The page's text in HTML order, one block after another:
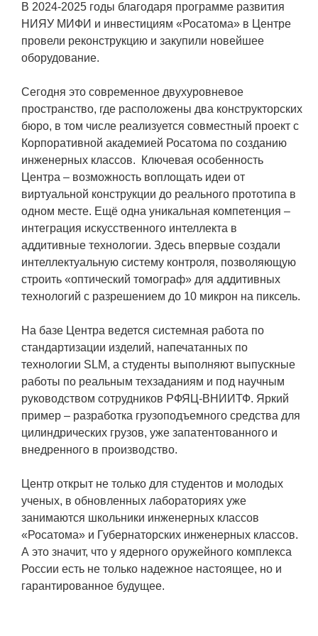
профессиональное образование и
профессиональное обучение)
Лазерные технологии
Технологии водородной энергетики
Цифровые продукты
Электротехника
Системы безопасности
Услуги
Прочая продукция
Испытательный центр ВЭИ
Охрана окружающей среды
Программы по оздоровлению
Обеспечение жильем
Социальная поддержка
Спорт и отдых
Санаторий-профилакторий
Высокая социальная эффективность
ВНИИТФ
Территория здоровья
В 2024-2025 годы благодаря программе развития
НИЯУ МИФИ и инвестициям «Росатома» в Центре
провели реконструкцию и закупили новейшее
оборудование.
Сегодня это современное двухуровневое
пространство, где расположены два конструкторских
бюро, в том числе реализуется совместный проект с
Корпоративной академией Росатома по созданию
инженерных классов. Ключевая особенность
Центра – возможность воплощать идеи от
виртуальной конструкции до реального прототипа в
одном месте. Ещё одна уникальная компетенция –
интеграция искусственного интеллекта в
аддитивные технологии. Здесь впервые создали
интеллектуальную систему контроля, позволяющую
строить «оптический томограф» для аддитивных
технологий с разрешением до 10 микрон на пиксель.
На базе Центра ведется системная работа по
стандартизации изделий, напечатанных по
технологии SLM, а студенты выполняют выпускные
работы по реальным техзаданиям и под научным
руководством сотрудников РФЯЦ-ВНИИТФ. Яркий
пример – разработка грузоподъемного средства для
цилиндрических грузов, уже запатентованного и
внедренного в производство.
Центр открыт не только для студентов и молодых
ученых, в обновленных лабораториях уже
занимаются школьники инженерных классов
«Росатома» и Губернаторских инженерных классов.
А это значит, что у ядерного оружейного комплекса
России есть не только надежное настоящее, но и
гарантированное будущее.